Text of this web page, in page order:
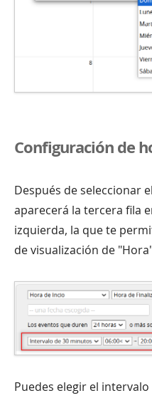
Configuración de
Después de seleccionar
aparecerá la tercera fila
izquierda, la que te
de visualización de
Puedes elegir el